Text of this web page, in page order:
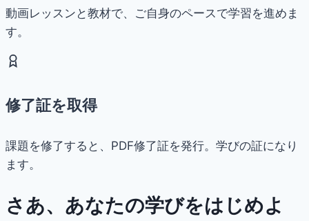
動画レッスンと教材で、ご自身のペースで学習を進めま
す。
修了証を取得
課題を修了すると、PDF修了証を発行。学びの証になり
ます。
さあ、あなたの学びをはじめよ